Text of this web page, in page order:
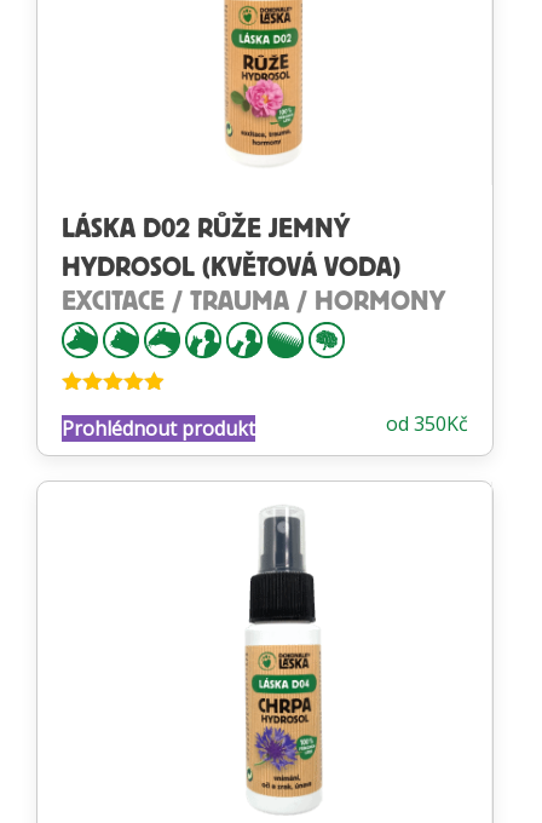
LÁSKA D02 RŮŽE JEMNÝ
HYDROSOL (KVĚTOVÁ VODA)
EXCITACE / TRAUMA / HORMONY
4.89z 5 od 350Kč
Prohlédnout produkt